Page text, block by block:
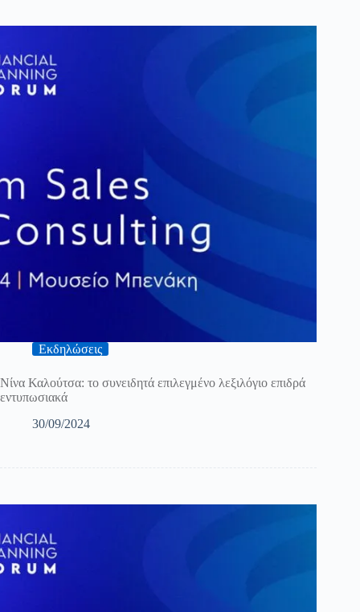
Εκδηλώσεις
Νίνα Καλούτσα: το συνειδητά επιλεγμένο λεξιλόγιο επιδρά
εντυπωσιακά
30/09/2024